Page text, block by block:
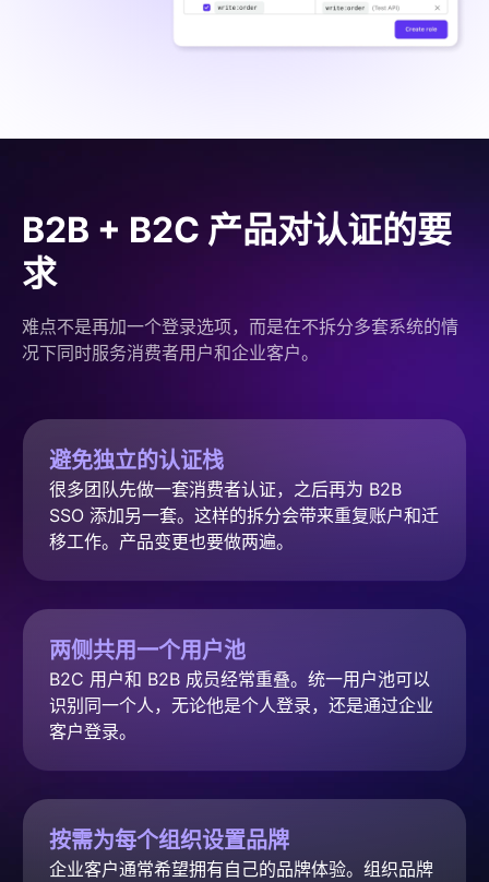
B2B + B2C 产品对认证的要
求
难点不是再加一个登录选项，而是在不拆分多套系统的情
况下同时服务消费者用户和企业客户。
避免独立的认证栈
很多团队先做一套消费者认证，之后再为 B2B
SSO 添加另一套。这样的拆分会带来重复账户和迁
移工作。产品变更也要做两遍。
两侧共用一个用户池
B2C 用户和 B2B 成员经常重叠。统一用户池可以
识别同一个人，无论他是个人登录，还是通过企业
客户登录。
按需为每个组织设置品牌
企业客户通常希望拥有自己的品牌体验。组织品牌